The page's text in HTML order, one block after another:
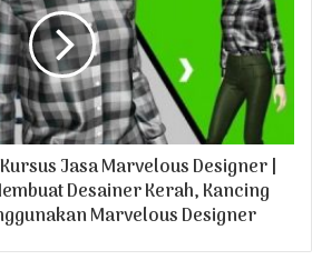
Jasa Marvelous Designer |
Desainer Kerah, Kancing
Marvelous Designer